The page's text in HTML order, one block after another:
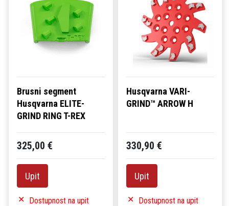
Brusni segment
Husqvarna ELITE-
GRIND RING T-REX
325,00 €
Upit
Dostupnost na upit
Husqvarna VARI-
GRIND™ ARROW H
330,90 €
Upit
Dostupnost na upit